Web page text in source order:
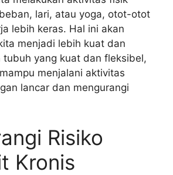
lari, atau yoga, otot-otot
lebih keras. Hal ini akan
menjadi lebih kuat dan
tubuh yang kuat dan fleksibel,
menjalani aktivitas
lancar dan mengurangi
Risiko
Kronis